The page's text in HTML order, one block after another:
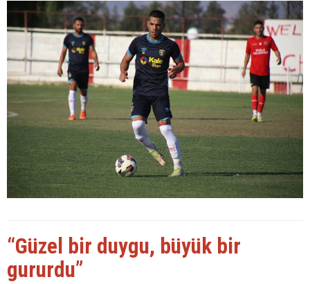
“Güzel bir duygu, büyük bir
gururdu”